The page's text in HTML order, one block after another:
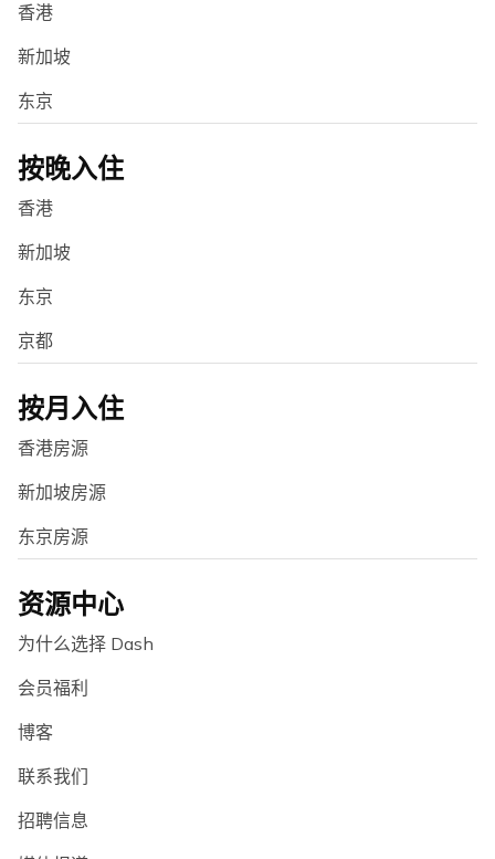
香港
新加坡
东京
按晚入住
香港
新加坡
东京
京都
按月入住
香港房源
新加坡房源
东京房源
资源中心
为什么选择 Dash
会员福利
博客
联系我们
招聘信息